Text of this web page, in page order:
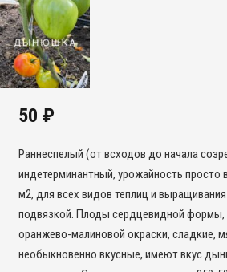
50 ₽
Раннеспелый (от всходов до начала
индетерминантный, урожайность просто
м2, для всех видов теплиц и
подвязкой. Плоды сердцевидной формы,
оранжево-малиновой окраски, сладкие,
необыкновенно вкусные, имеют вкус